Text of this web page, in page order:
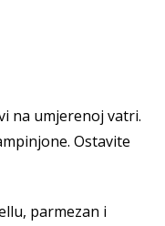
na umjerenoj vatri.
Ostavite
parmezan i